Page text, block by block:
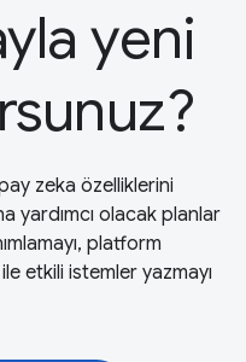
yeni
zeka özelliklerini
yardımcı olacak planlar
platform
etkili istemler yazmayı